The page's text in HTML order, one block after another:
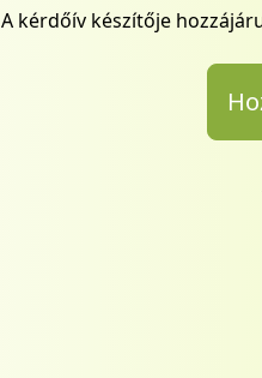
A kérdőív készítője